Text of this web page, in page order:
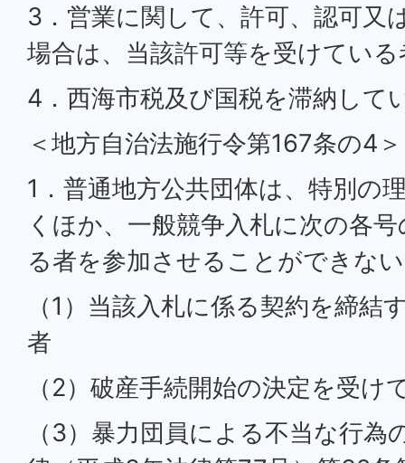
3．営業に関して、許可、認可又
場合は、当該許可等を受けている
4．西海市税及び国税を滞納して
＜地方自治法施行令第167条の4＞
1．普通地方公共団体は、特別の
くほか、一般競争入札に次の各
る者を参加させることができな
（1）当該入札に係る契約を締結
者
（2）破産手続開始の決定を受け
（3）暴力団員による不当な行為